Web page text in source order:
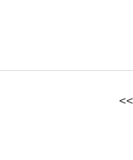
<<